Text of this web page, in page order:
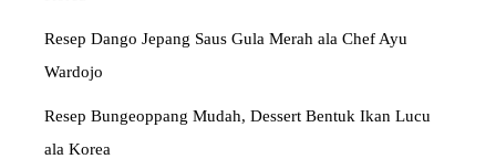
Resep Dango Jepang Saus Gula Merah ala Chef Ayu
Wardojo
Resep Bungeoppang Mudah, Dessert Bentuk Ikan Lucu
ala Korea